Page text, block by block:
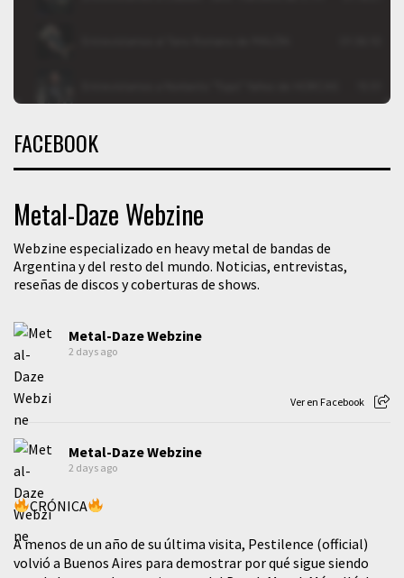
FACEBOOK
Metal-Daze Webzine
Webzine especializado en heavy metal de bandas de
Argentina y del resto del mundo. Noticias, entrevistas,
reseñas de discos y coberturas de shows.
Metal-Daze Webzine
2 days ago
Ver en Facebook
Metal-Daze Webzine
2 days ago
CRÓNICA
A menos de un año de su última visita, Pestilence (official)
volvió a Buenos Aires para demostrar por qué sigue siendo